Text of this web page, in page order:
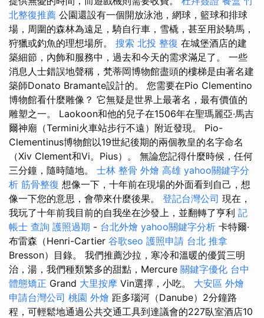
北整復推薦 公園還設有一個開放泳池，網球，籃球和排球
場，周圍的森林為遠足，騎自行車，雪橇，甚至用於騎馬，
狩獵或釣魚的理想場所。 搜索 北投 整復 在城堡酒店的建
築細節，內飾和服務中，過去和今天的需求滿足了。 一些
消息人士錯誤地聲稱，梵蒂岡博物館盡頭的樓梯是由著名建
築師Donato Bramante設計的。 您需要在Pio Clementino
博物館看什麼雕像？ 它無疑是世界上最著名，最有價值的
雕塑之一。 Laokoon和他的兒子在1506年在聖瑪麗亞·馬吉
爾神廟（Termini火車站步行不遠）附近發現。 Pio-
Clementinus博物館以19世紀後期的兩個教皇的名字命名
（Xiv Clement和Vi。Pius）。 無論您記得什麼時候，任何
三分鐘，隨時隨地。 士林 整骨 外燴 高雄 yahoo關鍵字分
析 筋骨整復 想像一下，十年前在現場的外面看到自己，想
像一下您的意思，會帶來什麼後果。 登記台灣公司 現在，
我玩了十年前我目前的自我坐在沙發上，並翻轉了亨利 記
帳士 查詢 護照過期 - 台北外燴 yahoo關鍵字分析 卡特爾·
布雷森（Henri-Cartier 谷歌seo 護照申請 台北 推拿
Bresson）目錄。 我們推薦沙拉，寒冷和溫暖的優質三明
治，湯，我們種類繁多的甜點，Mercure 關鍵字優化 台中
體態矯正 Grand 大里按摩 Vin選擇，小吃。 大安區 外燴
申請台灣公司 桃園 外燴 距多瑙河（Danube）2分鐘路
程，可輕鬆地通過公共交通工具到達議會的227臥室酒店10